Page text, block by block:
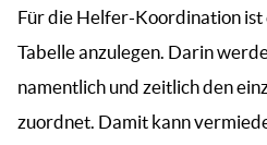
Für die Helfer-Koordination ist
Tabelle anzulegen. Darin
namentlich und zeitlich den
zuordnet. Damit kann